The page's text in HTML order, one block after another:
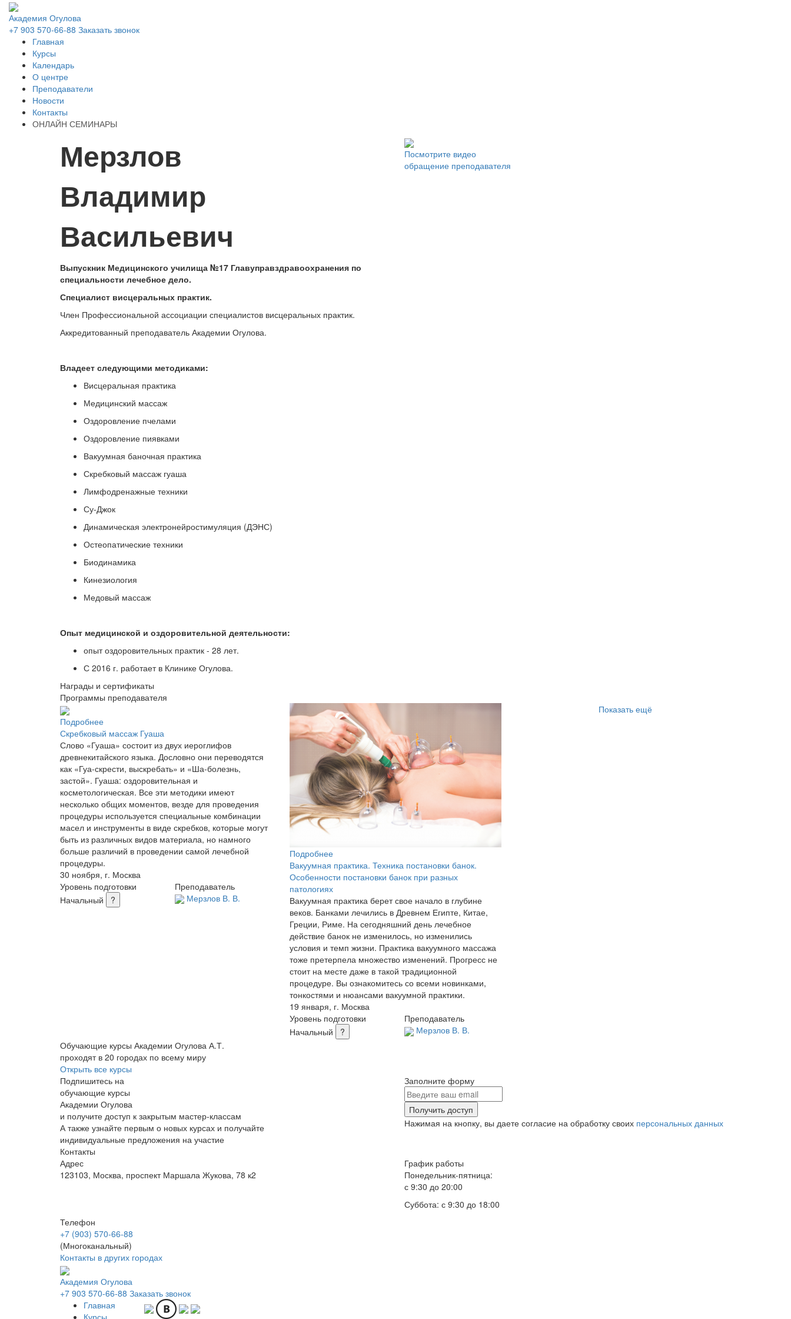
Академия Огулова
+7 903 570-66-88 Заказать звонок
Главная
Курсы
Календарь
О центре
Преподаватели
Новости
Контакты
ОНЛАЙН СЕМИНАРЫ
Мерзлов
Владимир
Васильевич
Выпускник Медицинского училища №17 Главуправздравоохранения по
специальности лечебное дело.
Специалист висцеральных практик.
Член Профессиональной ассоциации специалистов висцеральных практик.
Аккредитованный преподаватель Академии Огулова.
Владеет следующими методиками:
Висцеральная практика
Медицинский массаж
Оздоровление пчелами
Оздоровление пиявками
Вакуумная баночная практика
Скребковый массаж гуаша
Лимфодренажные техники
Су-Джок
Динамическая электронейростимуляция (ДЭНС)
Остеопатические техники
Биодинамика
Кинезиология
Медовый массаж
Опыт медицинской и оздоровительной деятельности:
опыт оздоровительных практик - 28 лет.
С 2016 г. работает в Клинике Огулова.
Посмотрите видео
обращение преподавателя
Награды и сертификаты
Программы преподавателя
Подробнее
Скребковый массаж Гуаша
Слово «Гуаша» состоит из двух иероглифов
древнекитайского языка. Дословно они переводятся
как «Гуа-скрести, выскребать» и «Ша-болезнь,
застой». Гуаша: оздоровительная и
косметологическая. Все эти методики имеют
несколько общих моментов, везде для проведения
процедуры используется специальные комбинации
масел и инструменты в виде скребков, которые могут
быть из различных видов материала, но намного
больше различий в проведении самой лечебной
процедуры.
30 ноября, г. Москва
Уровень подготовки
Начальный
?
Преподаватель
Мерзлов В. В.
Подробнее
Вакуумная практика. Техника постановки банок.
Особенности постановки банок при разных
патологиях
Вакуумная практика берет свое начало в глубине
веков. Банками лечились в Древнем Египте, Китае,
Греции, Риме. На сегодняшний день лечебное
действие банок не изменилось, но изменились
условия и темп жизни. Практика вакуумного массажа
тоже претерпела множество изменений. Прогресс не
стоит на месте даже в такой традиционной
процедуре. Вы ознакомитесь со всеми новинками,
тонкостями и нюансами вакуумной практики.
19 января, г. Москва
Уровень подготовки
Начальный
?
Преподаватель
Мерзлов В. В.
Показать ещё
Обучающие курсы Академии Огулова А.Т.
проходят в 20 городах по всему миру
Открыть все курсы
Подпишитесь на
обучающие курсы
Академии Огулова
и получите доступ к закрытым мастер-классам
А также узнайте первым о новых курсах и получайте
индивидуальные предложения на участие
Заполните форму
Получить доступ
Нажимая на кнопку, вы даете согласие на обработку своих персональных данных
Контакты
Адрес
123103, Москва, проспект Маршала Жукова, 78 к2
График работы
Понедельник-пятница:
с 9:30 до 20:00
Суббота: с 9:30 до 18:00
Телефон
+7 (903) 570-66-88
(Многоканальный)
Контакты в других городах
Академия Огулова
+7 903 570-66-88 Заказать звонок
Главная
Курсы